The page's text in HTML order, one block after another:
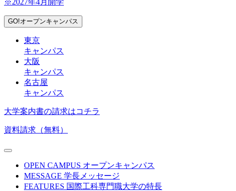
※2027年4月開学
GO!オープンキャンパス
東京
キャンパス
大阪
キャンパス
名古屋
キャンパス
大学案内書の請求はコチラ
資料請求（無料）
OPEN CAMPUS オープンキャンパス
MESSAGE 学長メッセージ
FEATURES 国際工科専門職大学の特長